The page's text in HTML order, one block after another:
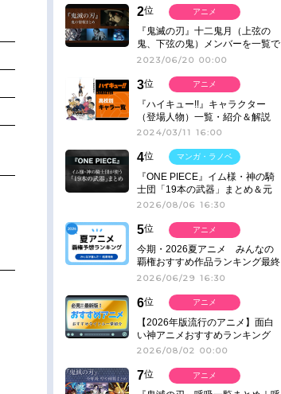
2位
『鬼滅の刃』十二鬼月（上弦の
鬼、下弦の鬼）メンバーを一覧で
紹介＆解説（登場鬼の情報まと
2023/06/20 00:00
アニメ
3位
『ハイキュー!!』キャラクター
（登場人物）一覧・紹介＆解説
2024/03/11 16:00
アニメ
4位
『ONE PIECE』イム様・神の騎
士団「19本の武器」まとめ＆元
ネタ
2026/08/06 16:30
マンガ・ラノベ
5位
今期・2026夏アニメ みんなの
覇権おすすめ作品ランキング最終
結果発表！
2026/06/29 16:30
アニメ
6位
【2026年版流行のアニメ】面白
い神アニメおすすめランキング
【名作・話題作】｜ジャンル別人
2026/08/02 00:00
アニメ
7位
アニメ